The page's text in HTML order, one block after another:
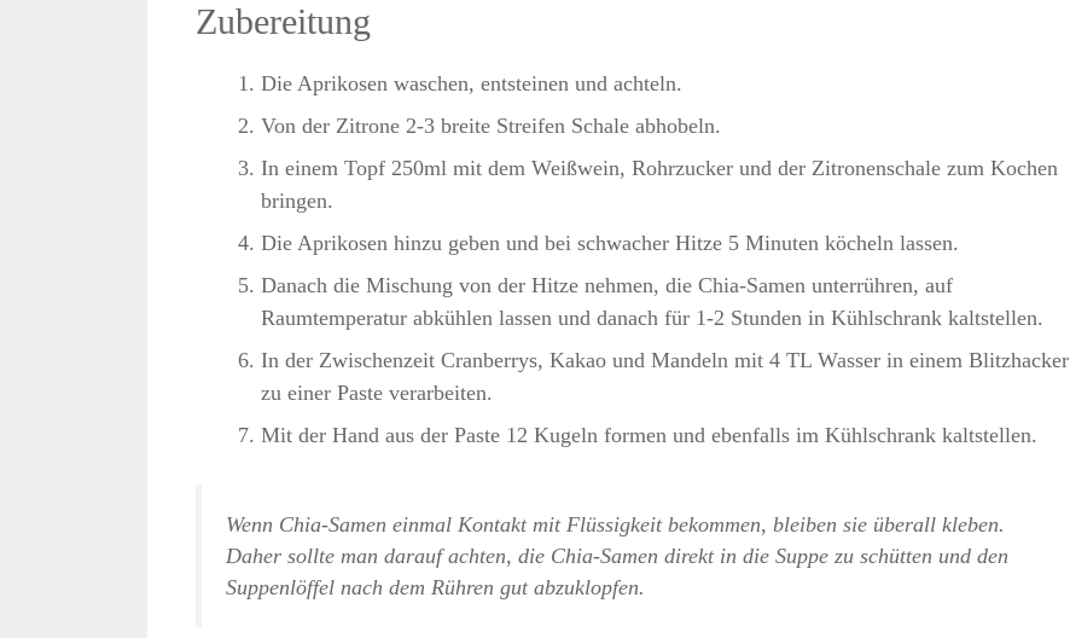
Zubereitung
Die Aprikosen waschen, entsteinen und achteln.
Von der Zitrone 2-3 breite Streifen Schale abhobeln.
In einem Topf 250ml mit dem Weißwein, Rohrzucker und der Zitronenschale zum Kochen
bringen.
Die Aprikosen hinzu geben und bei schwacher Hitze 5 Minuten köcheln lassen.
Danach die Mischung von der Hitze nehmen, die Chia-Samen unterrühren, auf
Raumtemperatur abkühlen lassen und danach für 1-2 Stunden in Kühlschrank kaltstellen.
In der Zwischenzeit Cranberrys, Kakao und Mandeln mit 4 TL Wasser in einem Blitzhacker
zu einer Paste verarbeiten.
Mit der Hand aus der Paste 12 Kugeln formen und ebenfalls im Kühlschrank kaltstellen.
Wenn Chia-Samen einmal Kontakt mit Flüssigkeit bekommen, bleiben sie überall kleben.
Daher sollte man darauf achten, die Chia-Samen direkt in die Suppe zu schütten und den
Suppenlöffel nach dem Rühren gut abzuklopfen.